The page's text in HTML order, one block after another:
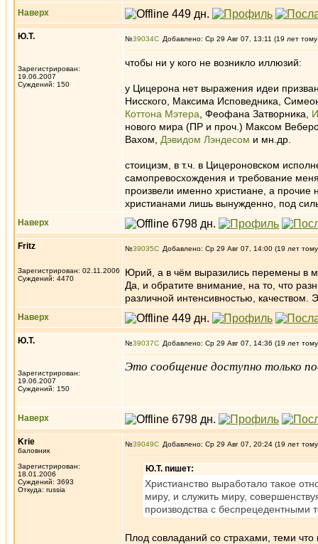
Наверх
Ю.Т.
Зарегистрирован:
19.06.2007
Суждений: 150
№39034 Добавлено: Ср 29 Авг 07, 13:11 (19 лет
чтобы ни у кого не возникло иллюзий:
у Цицерона нет выражения идеи
Нисского, Максима Исповедника,
Коттона Мэтера , Феофана Затворника,
нового мира (ПР и проч.) Максом
Вахом, Дэвидом Лэндесом и мн.др.
стоицизм, в т.ч. в Цицероновском
самопревосхождения и требование
произвели именно христиане, а
христианами лишь вынужденно, под
Наверх
Fritz
Зарегистрирован: 02.11.2006
Суждений: 4470
№39035 Добавлено: Ср 29 Авг 07, 14:00 (19 лет
Юрий, а в чём выразились перемены в
Да, и обратите внимание, на то, что
различной интенсивностью, качеством.
Наверх
Ю.Т.
Зарегистрирован:
19.06.2007
Суждений: 150
№39037 Добавлено: Ср 29 Авг 07, 14:36 (19 лет
Это сообщение доступно только
Наверх
Krie
баловник
Зарегистрирован:
18.01.2006
Суждений: 3693
Откуда: russia
№39049 Добавлено: Ср 29 Авг 07, 20:24 (19 лет
Ю.Т. пишет:
Христианство выработало такое
миру, и служить миру,
производства с беспрецедентными
Плод совладаний со страхами, теми